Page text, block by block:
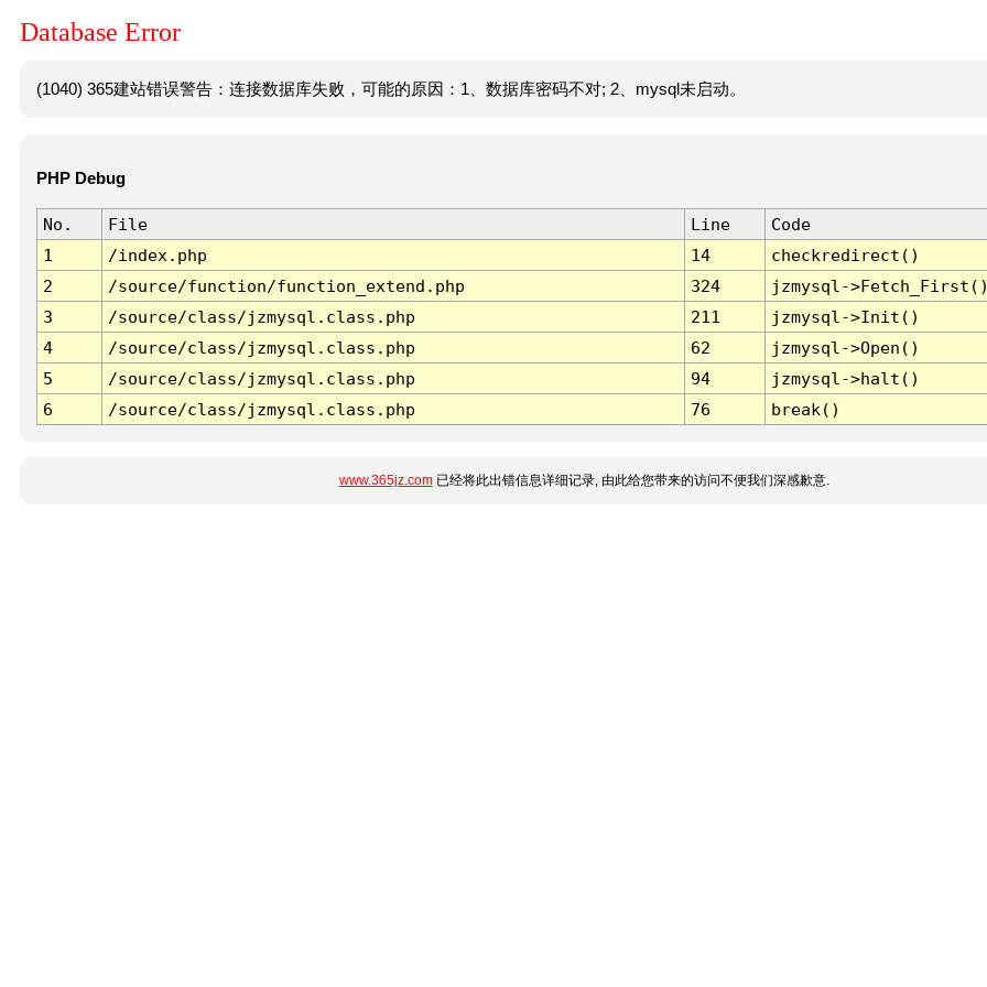
Database Error
(1040) 365建站错误警告：连接数据库失败，可能的原因：1、数据库密码不对; 2、mysql未启动。
PHP Debug
No. File Line
Code
1
/index.php 14
checkredirect()
2
/source/function/function_extend.php 324
jzmysql-
3
/source/class/jzmysql.class.php 211
jzmysql->Init()
4
/source/class/jzmysql.class.php 62
jzmysql->Open()
5
/source/class/jzmysql.class.php 94
jzmysql->halt()
6
/source/class/jzmysql.class.php 76 break()
www.365jz.com已经将此出错信息详细记录, 由此给您带来的访问不便我们深感歉意.